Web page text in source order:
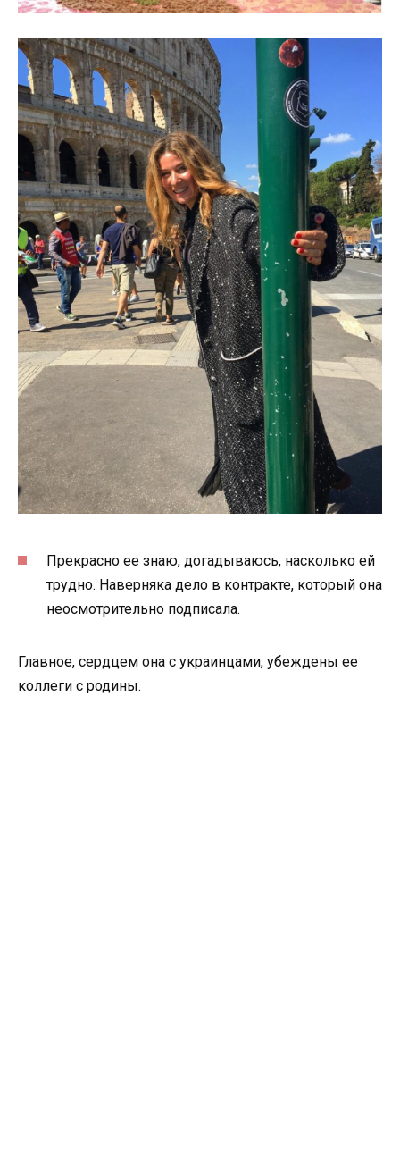
Прекрасно ее знаю, догадываюсь, насколько ей
трудно. Наверняка дело в контракте, который она
неосмотрительно подписала.
Главное, сердцем она с украинцами, убеждены ее
коллеги с родины.